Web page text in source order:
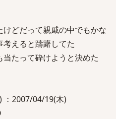
どだって親戚の中でもかな
考えると躊躇してた
たって砕けようと決めた
：2007/04/19(木)